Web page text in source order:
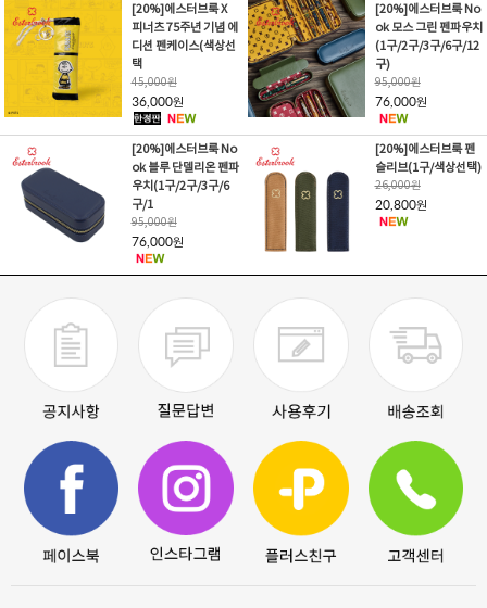
[20%]에스터브룩 X
피너츠 75주년 기념 에
디션 펜케이스(색상선
택
45,000원
36,000원
[20%]에스터브룩 No
ok 모스 그린 펜파우치
(1구/2구/3구/6구/12
구)
95,000원
76,000원
[20%]에스터브룩 No
ok 블루 단델리온 펜파
우치(1구/2구/3구/6
구/1
95,000원
76,000원
[20%]에스터브룩 펜
슬리브(1구/색상선택)
26,000원
20,800원